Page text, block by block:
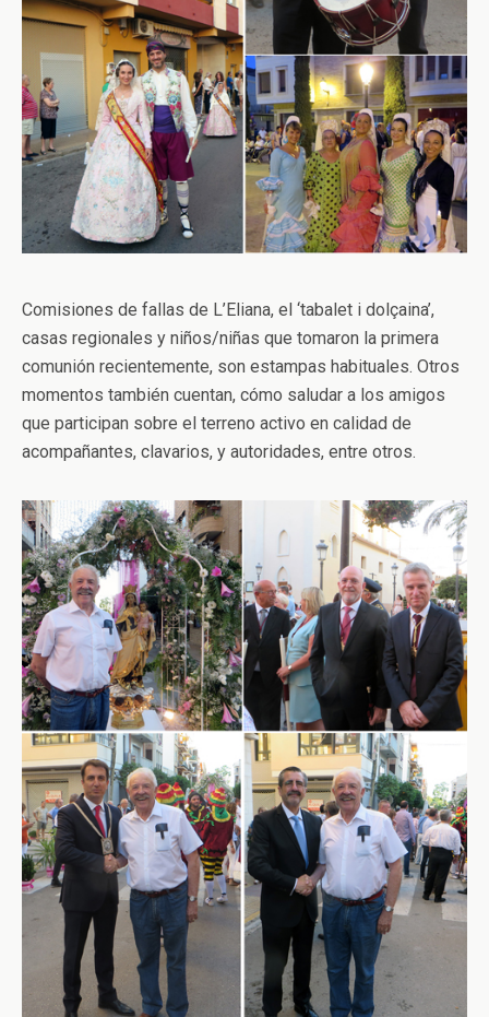
Comisiones de fallas de L’Eliana, el ‘tabalet i dolçaina’,
casas regionales y niños/niñas que tomaron la primera
comunión recientemente, son estampas habituales. Otros
momentos también cuentan, cómo saludar a los amigos
que participan sobre el terreno activo en calidad de
acompañantes, clavarios, y autoridades, entre otros.